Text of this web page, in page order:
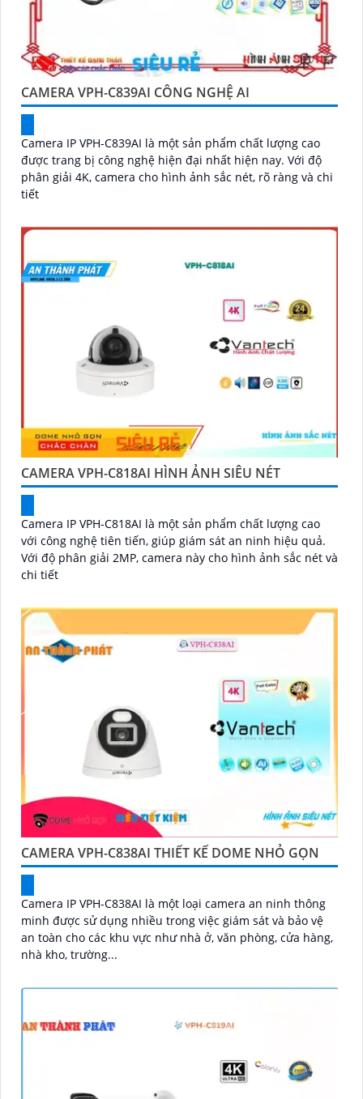
CAMERA VPH-C839AI CÔNG NGHỆ AI
Camera IP VPH-C839AI là một sản phẩm chất lượng cao
được trang bị công nghệ hiện đại nhất hiện nay. Với độ
phân giải 4K, camera cho hình ảnh sắc nét, rõ ràng và chi
tiết
CAMERA VPH-C818AI HÌNH ẢNH SIÊU NÉT
Camera IP VPH-C818AI là một sản phẩm chất lượng cao
với công nghệ tiên tiến, giúp giám sát an ninh hiệu quả.
Với độ phân giải 2MP, camera này cho hình ảnh sắc nét và
chi tiết
CAMERA VPH-C838AI THIẾT KẾ DOME NHỎ GỌN
Camera IP VPH-C838AI là một loại camera an ninh thông
minh được sử dụng nhiều trong việc giám sát và bảo vệ
an toàn cho các khu vực như nhà ở, văn phòng, cửa hàng,
nhà kho, trường...